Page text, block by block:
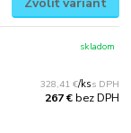
328,41 €/ks
267 €bez DPH
skladom